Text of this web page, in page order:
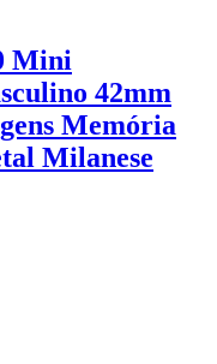
Mini
42mm
Memória
Milanese